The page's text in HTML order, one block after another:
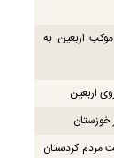
تجهیزات بیش از ۲ هزار موکب اربعین به
مردم کردستان